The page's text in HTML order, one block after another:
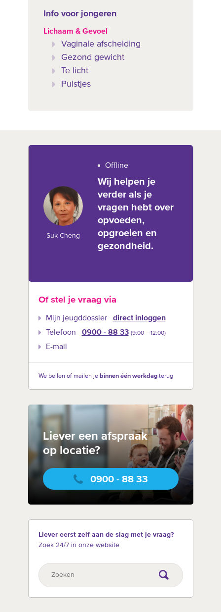
Info voor jongeren
Lichaam & Gevoel
Vaginale afscheiding
Gezond gewicht
Te licht
Puistjes
Suk Cheng
Offline
Wij helpen je
verder als je
vragen hebt over
opvoeden,
opgroeien en
gezondheid.
Of stel je vraag via
Mijn jeugddossier
direct inloggen
Telefoon
0900 - 88 33 (9:00 –‍ 12:00)
E-mail
We bellen of mailen je binnen één werkdagterug
Liever een afspraak
op locatie?
0900 - 88 33
Liever eerst zelf aan de slag met je vraag?
Zoek 24/7 in onze website